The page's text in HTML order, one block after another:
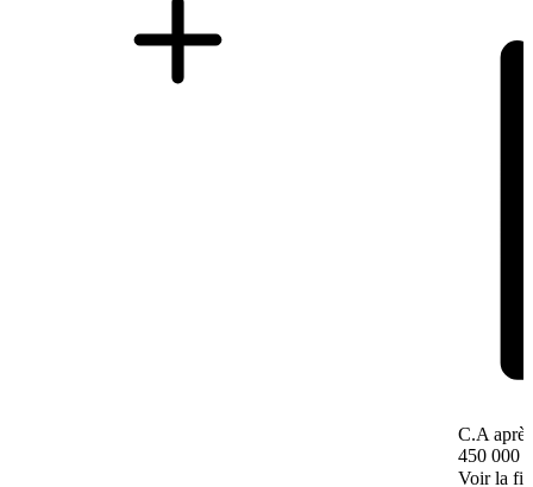
C.A
450 000 €
Voir la